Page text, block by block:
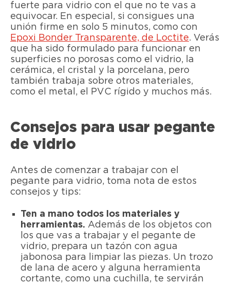
fuerte para vidrio con el que no te vas a
equivocar. En especial, si consigues una
unión firme en solo 5 minutos, como con
Epoxi Bonder Transparente, de Loctite. Verás
que ha sido formulado para funcionar en
superficies no porosas como el vidrio, la
cerámica, el cristal y la porcelana, pero
también trabaja sobre otros materiales,
como el metal, el PVC rígido y muchos más.
Consejos para usar pegante
de vidrio
Antes de comenzar a trabajar con el
pegante para vidrio, toma nota de estos
consejos y tips:
Ten a mano todos los materiales y
herramientas. Además de los objetos con
los que vas a trabajar y el pegante de
vidrio, prepara un tazón con agua
jabonosa para limpiar las piezas. Un trozo
de lana de acero y alguna herramienta
cortante, como una cuchilla, te servirán